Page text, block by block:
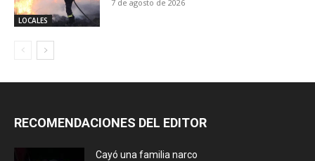
LOCALES
7 de agosto de 2026
RECOMENDACIONES DEL EDITOR
Cayó una familia narco